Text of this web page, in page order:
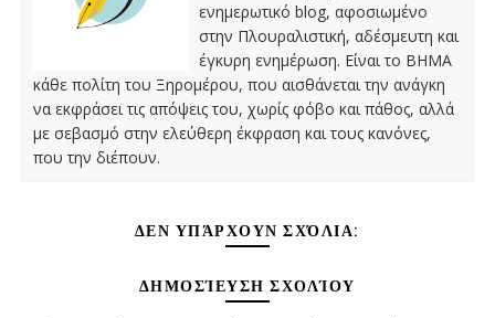
ενημερωτικό blog, αφοσιωμένο
στην Πλουραλιστική, αδέσμευτη και
έγκυρη ενημέρωση. Είναι το ΒΗΜΑ
κάθε πολίτη του Ξηρομέρου, που αισθάνεται την ανάγκη
να εκφράσει τις απόψεις του, χωρίς φόβο και πάθος, αλλά
με σεβασμό στην ελεύθερη έκφραση και τους κανόνες,
που την διέπουν.
ΔΕΝ ΥΠΆΡΧΟΥΝ ΣΧΌΛΙΑ:
ΔΗΜΟΣΊΕΥΣΗ ΣΧΟΛΊΟΥ